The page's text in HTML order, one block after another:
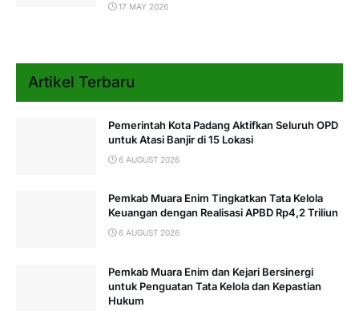
17 MAY 2026
Artikel Terbaru
Pemerintah Kota Padang Aktifkan Seluruh OPD
untuk Atasi Banjir di 15 Lokasi
6 AUGUST 2026
Pemkab Muara Enim Tingkatkan Tata Kelola
Keuangan dengan Realisasi APBD Rp4,2 Triliun
6 AUGUST 2026
Pemkab Muara Enim dan Kejari Bersinergi
untuk Penguatan Tata Kelola dan Kepastian
Hukum